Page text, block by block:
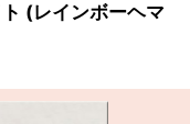
(レインボーヘマ